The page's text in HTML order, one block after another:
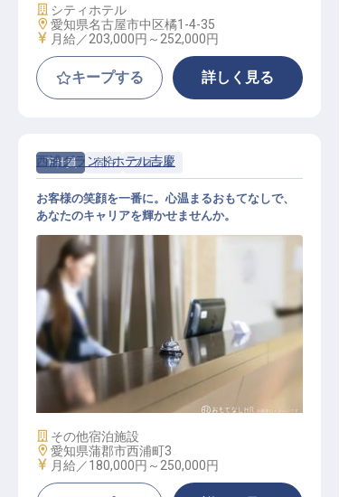
施設業態
シティホテル
勤務地
愛知県名古屋市中区橘1-4-35
給与
月給／203,000円～ 252,000円
キープする 詳しく見る
正社員 宿泊 フロント
フロントスタッフ
西浦グランドホテル吉慶
お客様の笑顔を一番に。心温まるおもてなしで、
あなたのキャリアを輝かせませんか。
施設業態
その他宿泊施設
勤務地
愛知県蒲郡市西浦町3
給与
月給／180,000円～ 250,000円